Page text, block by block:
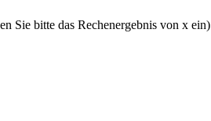
Sie bitte das Rechenergebnis von x ein)